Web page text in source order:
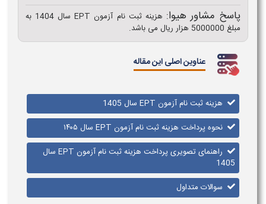
پاسخ مشاور هیوا:
هزینه ثبت نام آزمون EPT سال 1404 به
مبلغ 5000000 هزار ریال می باشد.
عناوین اصلی این مقاله
هزینه ثبت نام آزمون EPT سال 1405
نحوه پرداخت هزینه ثبت نام آزمون EPT سال ۱۴۰۵
راهنمای تصویری پرداخت هزینه ثبت نام آزمون EPT سال
1405
سوالات متداول